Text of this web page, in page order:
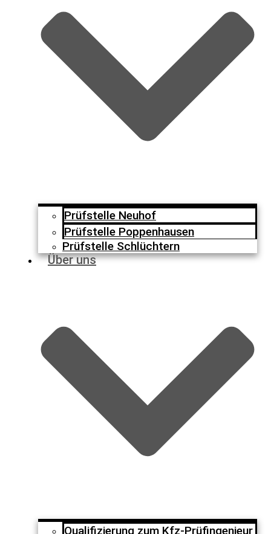
Prüfstelle Neuhof
Prüfstelle Poppenhausen
Prüfstelle Schlüchtern
Über uns
Qualifizierung zum Kfz-Prüfingenieur